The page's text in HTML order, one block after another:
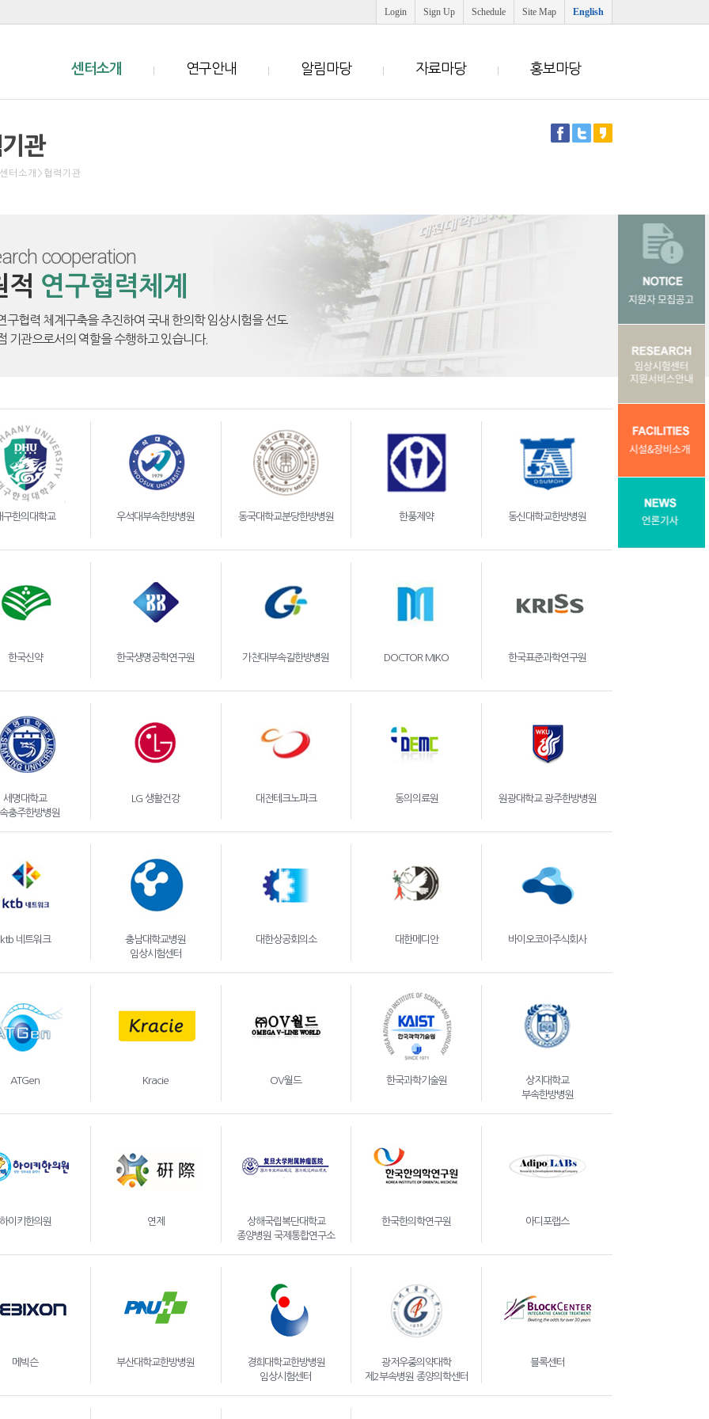
Login Sign Up Schedule Site Map English
센터소개 연구안내 알림마당 자료마당 홍보마당
시설장비소개
관
센터소개 > 협력기관
cooperation
적 연구협력체계
구협력 체계구축을 추진하여 국내 한의학 임상시험을 선도
기관으로서의 역할을 수행하고 있습니다.
구한의대학교 우석대부속한방병원 동국대학교분당한방병원 한풍제약 동신대학교한방병원
한국신약 한국생명공학연구원 가천대부속길한방병원 DOCTOR MIKO 한국표준과학연구원
세명대학교
충주한방병원
LG 생활건강 대전테크노파크 동의의료원 원광대학교 광주한방병원
ktb 네트워크
충남대학교병원
임상시험센터
대한상공회의소 대한메디안 바이오코아주식회사
ATGen Kracie OV월드 한국과학기술원
상지대학교
부속한방병원
이키한의원 연제
상해국립복단대학교
종양병원 국제통합연구소
한국한의학연구원 아디포랩스
메빅슨 부산대학교한방병원
경희대학교한방병원
임상시험센터
광저우중의약대학
제2부속병원 종양의학센터
블록센터